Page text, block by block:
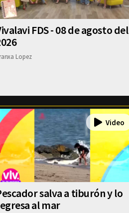
FDS - 08 de agosto del
Lopez
salva a tiburón y lo
al mar